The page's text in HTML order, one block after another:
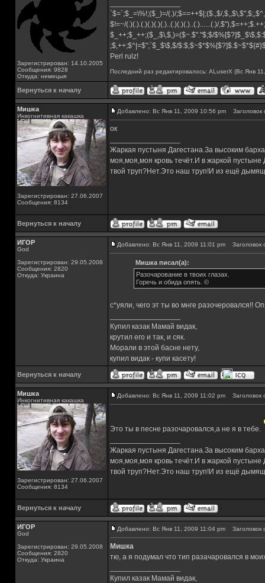
Зарегистрирован: 14.10.2005
Сообщения: 9828
Откуда: немецыя
`$=`;$_=\%!;($_)=/(.)/;$==++$|;($.,$/
$!=~/(.)(.).(.)(.)(.)(.)..(.)(.)(.)..(.)......(.)/
$_++;$_++;($_,$\,$,)=($~.$"."$;$/
;$,++;$^|=$";`$_$\$,$/
Perl rulz!
Последний раз редактировалось: ALuserX (Вс Янв
Вернуться к началу
Мишка
Инкогнитивная какашка
Зарегистрирован: 27.06.2007
Сообщения: 8134
Добавлено: Вс Янв 11, 2009 10:56 pm Заголовок
ок
Жаркая пустыня Дагестана.За высоким
моя,моя,моя кровь течёт.И в жаркой
твой труп?Нет.Это наш труп!И из ещё
Вернуться к началу
ИГОР
God
Зарегистрирован: 29.05.2008
Сообщения: 2820
Откуда: Украина
Добавлено: Вс Янв 11, 2009 11:01 pm Заголовок
Мишка писал(а):
Разочарование в твоих глазах.
Горечь и обида опять. ©
с*уяли, чего эт ты во мнге разочеровался!!
Купил казак Мамай видак,
крутил его и так, и сяк.
Морали в этой басне нету,
купил видак - купи касету!
Вернуться к началу
Мишка
Инкогнитивная какашка
Зарегистрирован: 27.06.2007
Сообщения: 8134
Добавлено: Вс Янв 11, 2009 11:02 pm Заголовок
Это ты в песне разочаровался,а не я в тебе.
Жаркая пустыня Дагестана.За высоким
моя,моя,моя кровь течёт.И в жаркой
твой труп?Нет.Это наш труп!И из ещё
Вернуться к началу
ИГОР
God
Зарегистрирован: 29.05.2008
Сообщения: 2820
Откуда: Украина
Добавлено: Вс Янв 11, 2009 11:04 pm Заголовок
Мишка
тю, а я подумал что тип разачаровался в
Купил казак Мамай видак,